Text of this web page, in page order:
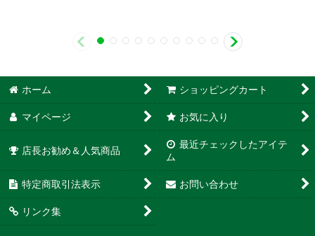
ホーム ショッピングカート
マイページ お気に入り
店長お勧め＆人気商品
最近チェックしたアイテ
ム
特定商取引法表示 お問い合わせ
リンク集